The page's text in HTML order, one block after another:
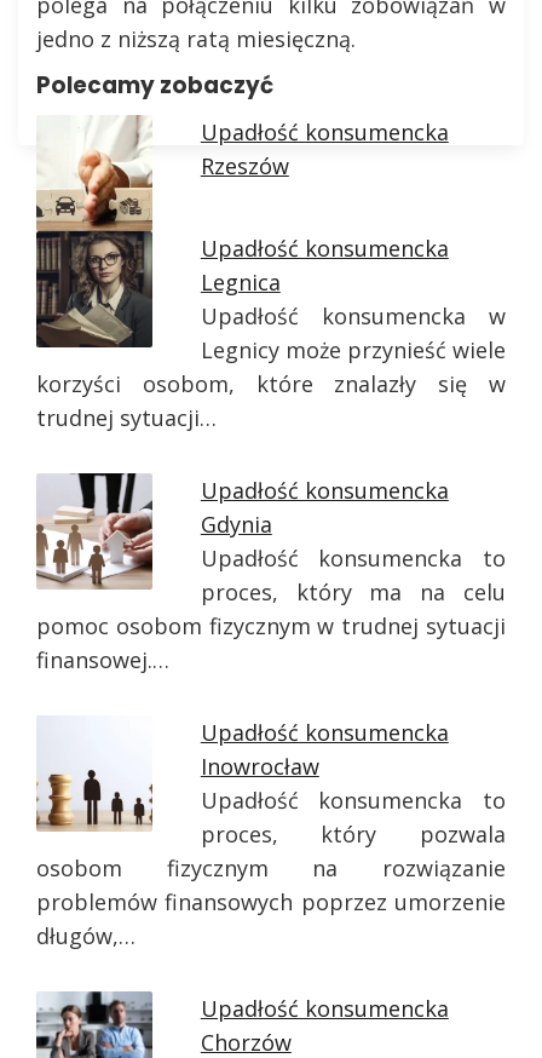
jedno z niższą ratą miesięczną.
Polecamy zobaczyć
Upadłość konsumencka
Rzeszów
Upadłość konsumencka
Legnica
Upadłość konsumencka w
Legnicy może przynieść wiele
korzyści osobom, które znalazły się w
trudnej sytuacji…
Upadłość konsumencka
Gdynia
Upadłość konsumencka to
proces, który ma na celu
pomoc osobom fizycznym w trudnej sytuacji
finansowej.…
Upadłość konsumencka
Inowrocław
Upadłość konsumencka to
proces, który pozwala
osobom fizycznym na rozwiązanie
problemów finansowych poprzez umorzenie
długów,…
Upadłość konsumencka
Chorzów